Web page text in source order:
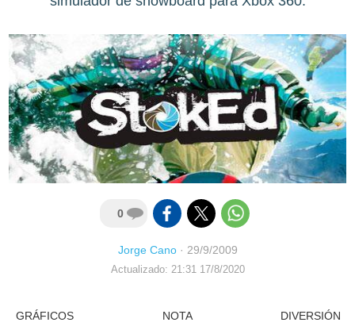
0
Jorge Cano· 29/9/2009
Actualizado: 21:31 17/8/2020
GRÁFICOS NOTA DIVERSIÓN